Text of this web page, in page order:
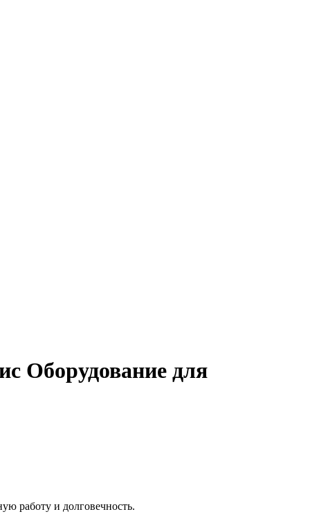
Оборудование для
работу и долговечность.